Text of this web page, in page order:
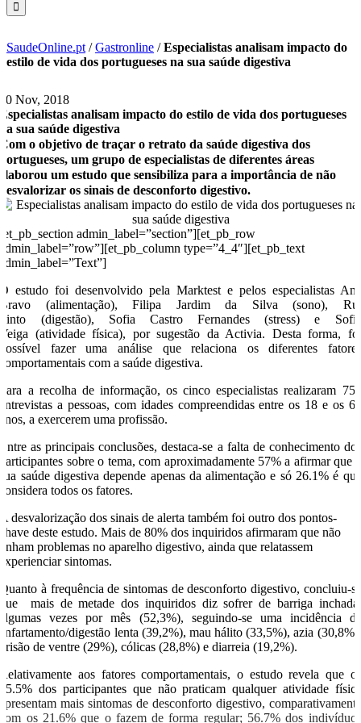
SaudeOnline.pt /Gastronline /Especialistas analisam impacto do
estilo de vida dos portugueses na sua saúde digestiva
30 Nov, 2018
Especialistas analisam impacto do estilo de vida dos portugueses
na sua saúde digestiva
Com o objetivo de traçar o retrato da saúde digestiva dos
portugueses, um grupo de especialistas de diferentes áreas
elaborou um estudo que sensibiliza para a importância de não
desvalorizar os sinais de desconforto digestivo.
[et_pb_section admin_label=”section”][et_pb_row
admin_label=”row”][et_pb_column type=”4_4″][et_pb_text
admin_label=”Text”]
O estudo foi desenvolvido pela Marktest e pelos especialistas Ana
Bravo (alimentação), Filipa Jardim da Silva (sono), Rui
Pinto (digestão), Sofia Castro Fernandes (stress) e Sofia
Veiga (atividade física), por sugestão da Activia. Desta forma, foi
possível fazer uma análise que relaciona os diferentes fatores
comportamentais com a saúde digestiva.
Para a recolha de informação, os cinco especialistas realizaram 750
entrevistas a pessoas, com idades compreendidas entre os 18 e os 64
anos, a exercerem uma profissão.
Entre as principais conclusões, destaca-se a falta de conhecimento dos
participantes sobre o tema, com aproximadamente 57% a afirmar que a
sua saúde digestiva depende apenas da alimentação e só 26.1% é que
considera todos os fatores.
A desvalorização dos sinais de alerta também foi outro dos pontos-
chave deste estudo. Mais de 80% dos inquiridos afirmaram que não
tinham problemas no aparelho digestivo, ainda que relatassem
experienciar sintomas.
Quanto à frequência de sintomas de desconforto digestivo, concluiu-se
que mais de metade dos inquiridos diz sofrer de barriga inchada
algumas vezes por mês (52,3%), seguindo-se uma incidência de
enfartamento/digestão lenta (39,2%), mau hálito (33,5%), azia (30,8%),
prisão de ventre (29%), cólicas (28,8%) e diarreia (19,2%).
Relativamente aos fatores comportamentais, o estudo revela que os
35.5% dos participantes que não praticam qualquer atividade física
apresentam mais sintomas de desconforto digestivo, comparativamente
com os 21.6% que o fazem de forma regular; 56.7% dos indivíduos